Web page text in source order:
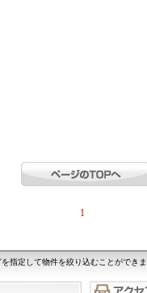
1
指定して物件を絞り込むことができ